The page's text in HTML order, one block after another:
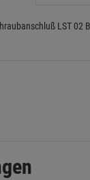
LST 02 B